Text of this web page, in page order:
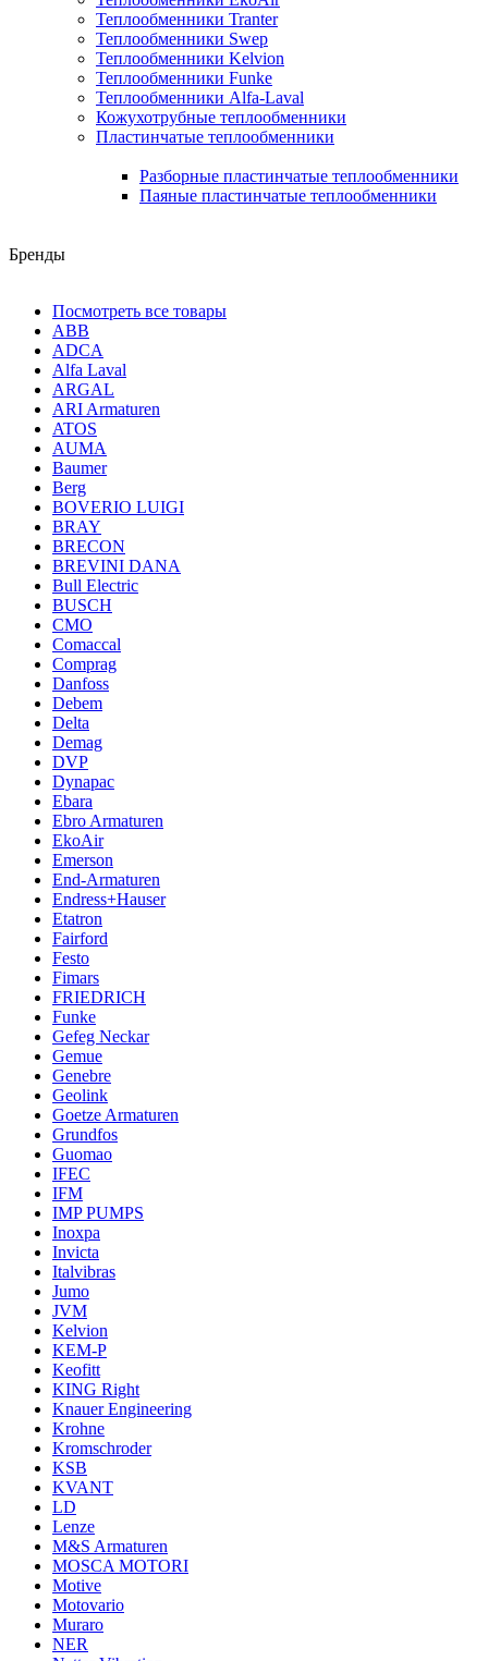
Теплообменники Tranter
Теплообменники Swep
Теплообменники Kelvion
Теплообменники Funke
Теплообменники Alfa-Laval
Кожухотрубные теплообменники
Пластинчатые теплообменники
Разборные пластинчатые теплообменники
Паяные пластинчатые теплообменники
Бренды
Посмотреть все товары
ABB
ADCA
Alfa Laval
ARGAL
ARI Armaturen
ATOS
AUMA
Baumer
Berg
BOVERIO LUIGI
BRAY
BRECON
BREVINI DANA
Bull Electric
BUSCH
CMO
Comaccal
Comprag
Danfoss
Debem
Delta
Demag
DVP
Dynapac
Ebara
Ebro Armaturen
EkoAir
Emerson
End-Armaturen
Endress+Hauser
Etatron
Fairford
Festo
Fimars
FRIEDRICH
Funke
Gefeg Neckar
Gemue
Genebre
Geolink
Goetze Armaturen
Grundfos
Guomao
IFEC
IFM
IMP PUMPS
Inoxpa
Invicta
Italvibras
Jumo
JVM
Kelvion
KEM-P
Keofitt
KING Right
Knauer Engineering
Krohne
Kromschroder
KSB
KVANT
LD
Lenze
M&S Armaturen
MOSCA MOTORI
Motive
Motovario
Muraro
NER